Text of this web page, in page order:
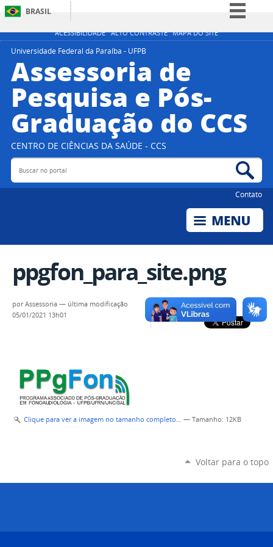
ACESSIBILIDADE ALTO CONTRASTE MAPA DO SITE
BRASIL
Simplifique!
Participe
Acesso à informação
Legislação
Canais
Universidade Federal da Paraíba - UFPB
Assessoria de
Pesquisa e Pós-
Graduação do CCS
CENTRO DE CIÊNCIAS DA SAÚDE - CCS
Buscar no portal
Contato
ppgfon_para_site.png
porAssessoria — última modificação
05/01/2021 13h01
Clique para ver a imagem no tamanho completo… — Tamanho: 12KB
Voltar para o topo